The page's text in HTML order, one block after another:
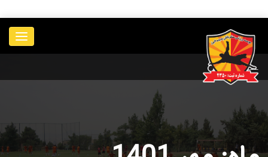
____________